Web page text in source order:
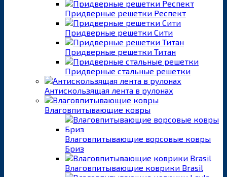
Придверные решетки Респект
Придверные решетки Сити
Придверные решетки Титан
Придверные стальные решетки
Антискользящая лента в рулонах
Влаговпитывающие ковры
Влаговпитывающие ворсовые ковры
Бриз
Влаговпитывающие коврики Brasil